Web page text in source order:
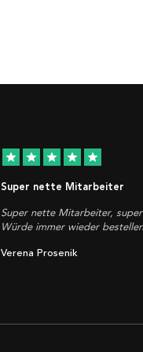
star star star star star
Super nette Mitarbeiter
Super nette Mitarbeiter,
Würde immer wieder
Verena Prosenik